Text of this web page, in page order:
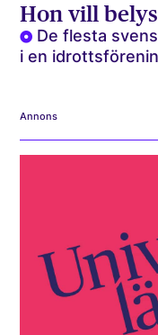
Hon vill
De flesta
i en
Annons